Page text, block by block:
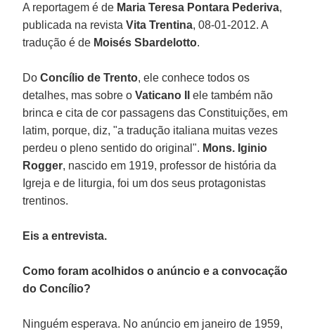
A reportagem é de Maria Teresa Pontara Pederiva,
publicada na revistaVita Trentina, 08-01-2012. A
tradução é de Moisés Sbardelotto.
DoConcílio de Trento, ele conhece todos os
detalhes, mas sobre oVaticano IIele também não
brinca e cita de cor passagens das Constituições, em
latim, porque, diz, "a tradução italiana muitas vezes
perdeu o pleno sentido do original". Mons. Iginio
Rogger, nascido em 1919, professor de história da
Igreja e de liturgia, foi um dos seus protagonistas
trentinos.
Eis a entrevista.
Como foram acolhidos o anúncio e a convocação
do Concílio?
Ninguém esperava. No anúncio em janeiro de 1959,